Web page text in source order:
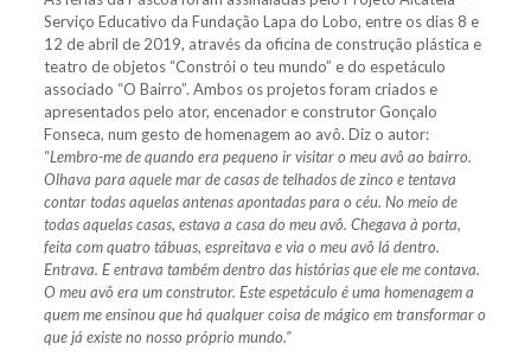
Serviço Educativo da Fundação Lapa do Lobo, entre os dias 8 e
12 de abril de 2019, através da oficina de construção plástica e
teatro de objetos “Constrói o teu mundo” e do espetáculo
associado “O Bairro”. Ambos os projetos foram criados e
apresentados pelo ator, encenador e construtor Gonçalo
Fonseca, num gesto de homenagem ao avô. Diz o autor:
“Lembro-me de quando era pequeno ir visitar o meu avô ao bairro.
Olhava para aquele mar de casas de telhados de zinco e tentava
contar todas aquelas antenas apontadas para o céu. No meio de
todas aquelas casas, estava a casa do meu avô. Chegava à porta,
feita com quatro tábuas, espreitava e via o meu avô lá dentro.
Entrava. E entrava também dentro das histórias que ele me contava.
O meu avô era um construtor. Este espetáculo é uma homenagem a
quem me ensinou que há qualquer coisa de mágico em transformar o
que já existe no nosso próprio mundo.”